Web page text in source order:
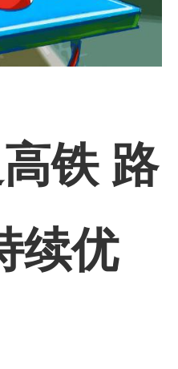
铁 路
续优